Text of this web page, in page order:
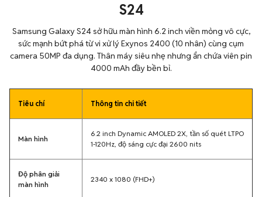
S24
Samsung Galaxy S24 sở hữu màn hình 6.2 inch viền mỏng vô cực,
sức mạnh bứt phá từ vi xử lý Exynos 2400 (10 nhân) cùng cụm
camera 50MP đa dụng. Thân máy siêu nhẹ nhưng ẩn chứa viên pin
4000 mAh đầy bền bỉ.
Tiêu chí Thông tin chi tiết
Màn hình
6.2 inch Dynamic AMOLED 2X, tần số quét LTPO
1-120Hz, độ sáng cực đại 2600 nits
Độ phân giải
màn hình
2340 x 1080 (FHD+)